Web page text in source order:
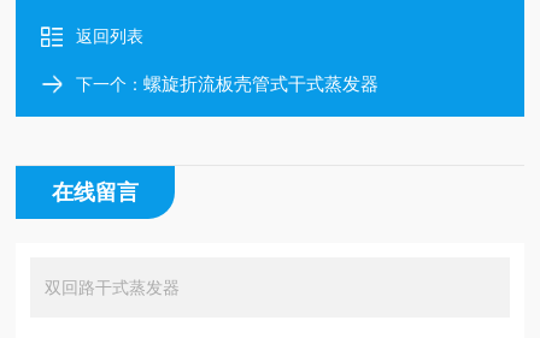
返回列表
下一个：螺旋折流板壳管式干式蒸发器
在线留言